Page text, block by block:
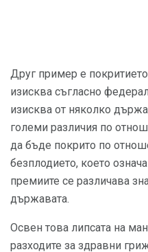
Друг пример е
изисква съгласно
изисква от няколко
големи различия по
да бъде покрито по
безплодието, което
премиите се различава
държавата.
Освен това липсата на
разходите за здравни